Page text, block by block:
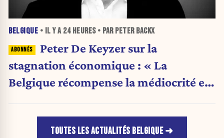
BELGIQUE • IL Y A 24 HEURES• PAR PETER BACKX
Peter De Keyzer sur la
stagnation économique : « La
Belgique récompense la médiocrité et
TOUTES LES ACTUALITÉS BELGIQUE